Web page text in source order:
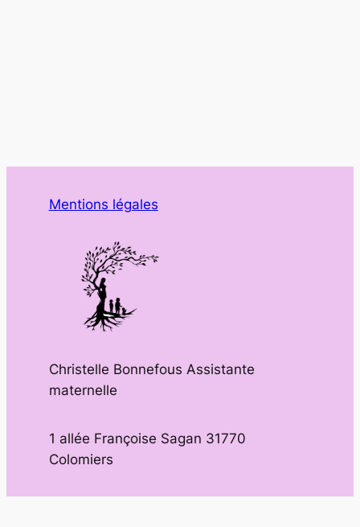
Mentions légales
Christelle Bonnefous Assistante
maternelle
1 allée Françoise Sagan 31770
Colomiers